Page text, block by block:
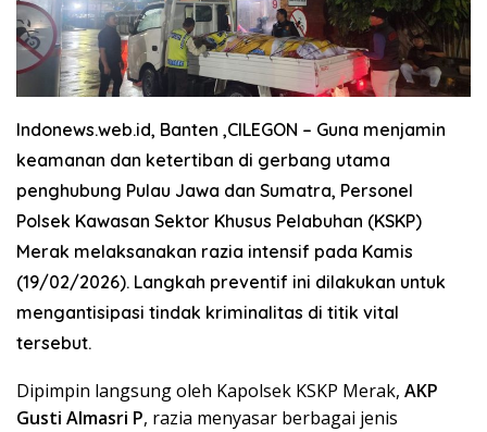
Indonews.web.id, Banten ,CILEGON – Guna menjamin
keamanan dan ketertiban di gerbang utama
penghubung Pulau Jawa dan Sumatra, Personel
Polsek Kawasan Sektor Khusus Pelabuhan (KSKP)
Merak melaksanakan razia intensif pada Kamis
(19/02/2026). Langkah preventif ini dilakukan untuk
mengantisipasi tindak kriminalitas di titik vital
tersebut.
​Dipimpin langsung oleh Kapolsek KSKP Merak, AKP
Gusti Almasri P, razia menyasar berbagai jenis